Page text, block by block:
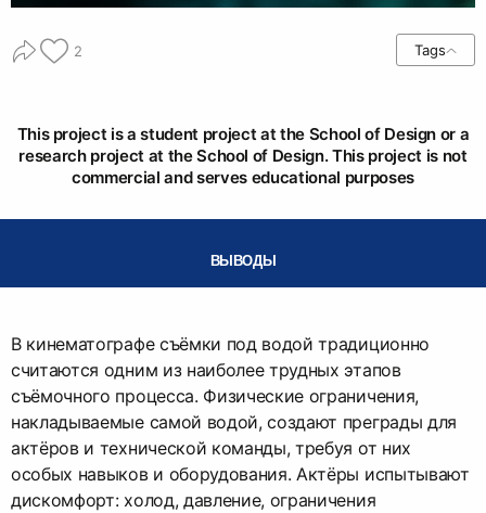
2 Tags
This project is a student project at the School of Design or a
research project at the School of Design. This project is not
commercial and serves educational purposes
ВЫВОДЫ
В кинематографе съёмки под водой традиционно
считаются одним из наиболее трудных этапов
съёмочного процесса. Физические ограничения,
накладываемые самой водой, создают преграды для
актёров и технической команды, требуя от них
особых навыков и оборудования. Актёры испытывают
дискомфорт: холод, давление, ограничения